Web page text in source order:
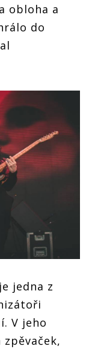
obloha a
do
jedna z
V jeho